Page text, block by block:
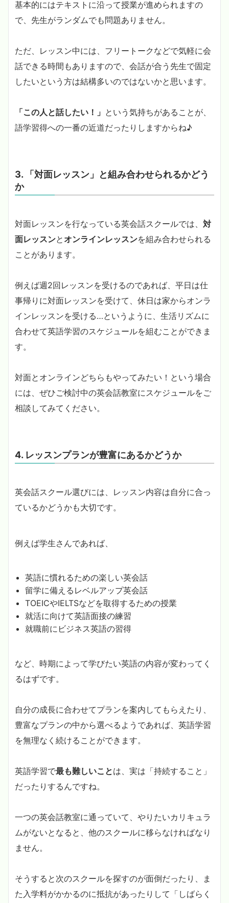
基本的にはテキストに沿って授業が進められますの
で、先生がランダムでも問題ありません。
ただ、レッスン中には、フリートークなどで気軽に会
話できる時間もありますので、会話が合う先生で固定
したいという方は結構多いのではないかと思います。
「この人と話したい！」 という気持ちがあることが、
語学習得への一番の近道だったりしますからね♪
3. 「対面レッスン」と組み合わせられるかどう
か
対面レッスンを行なっている英会話スクールでは、 対
面レッスンと オンラインレッスンを組み合わせられる
ことがあります。
例えば週2回レッスンを受けるのであれば、平日は仕
事帰りに対面レッスンを受けて、休日は家からオンラ
インレッスンを受ける…というように、生活リズムに
合わせて英語学習のスケジュールを組むことができま
す。
対面とオンラインどちらもやってみたい！という場合
には、ぜひご検討中の英会話教室にスケジュールをご
相談してみてください。
4. レッスンプランが豊富にあるかどうか
英会話スクール選びには、レッスン内容は自分に合っ
ているかどうかも大切です。
例えば学生さんであれば、
英語に慣れるための楽しい英会話
留学に備えるレベルアップ英会話
TOEICやIELTSなどを取得するための授業
就活に向けて英語面接の練習
就職前にビジネス英語の習得
など、時期によって学びたい英語の内容が変わってく
るはずです。
自分の成長に合わせてプランを案内してもらえたり、
豊富なプランの中から選べるようであれば、英語学習
を無理なく続けることができます。
英語学習で最も難しいことは、実は「持続すること」
だったりするんですね。
一つの英会話教室に通っていて、やりたいカリキュラ
ムがないとなると、他のスクールに移らなければなり
ません。
そうすると次のスクールを探すのが面倒だったり、ま
た入学料がかかるのに抵抗があったりして「しばらく